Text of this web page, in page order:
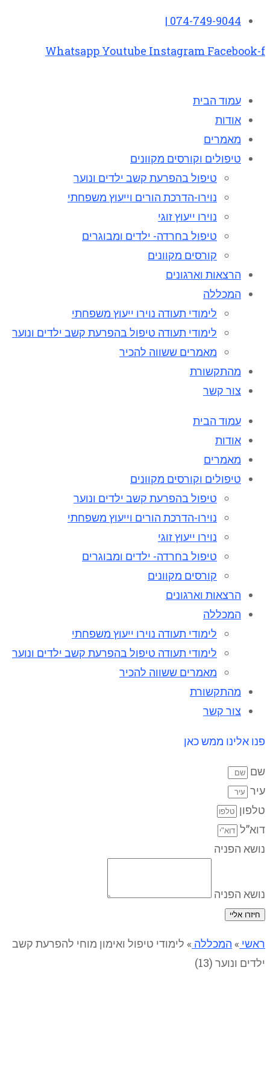
074-749-9044 |
Whatsapp Youtube Instagram Facebook-f
עמוד הבית
אודות
מאמרים
טיפולים וקורסים מקוונים
טיפול בהפרעת קשב ילדים ונוער
נוירו-הדרכת הורים וייעוץ משפחתי
נוירו ייעוץ זוגי
טיפול בחרדה- ילדים ומבוגרים
קורסים מקוונים
הרצאות וארגונים
המכללה
לימודי תעודה נוירו ייעוץ משפחתי
לימודי תעודה טיפול בהפרעת קשב ילדים ונוער
מאמרים ששווה להכיר
מהתקשורת
צור קשר
עמוד הבית
אודות
מאמרים
טיפולים וקורסים מקוונים
טיפול בהפרעת קשב ילדים ונוער
נוירו-הדרכת הורים וייעוץ משפחתי
נוירו ייעוץ זוגי
טיפול בחרדה- ילדים ומבוגרים
קורסים מקוונים
הרצאות וארגונים
המכללה
לימודי תעודה נוירו ייעוץ משפחתי
לימודי תעודה טיפול בהפרעת קשב ילדים ונוער
מאמרים ששווה להכיר
מהתקשורת
צור קשר
פנו אלינו ממש כאן
שם
עיר
טלפון
דוא”ל
נושא הפניה
נושא הפניה
חיזרו אליי
ראשי » המכללה » לימודי טיפול ואימון מוחי להפרעת קשב
ילדים ונוער (13)